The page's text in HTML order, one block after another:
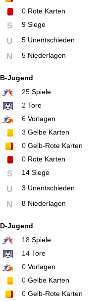
0Rote Karten
S 9 Siege
U 5 Unentschieden
N 5 Niederlagen
B-Jugend
25Spiele
2 Tore
6 Vorlagen
3 Gelbe Karten
0Gelb-Rote Karten
0Rote Karten
S 14 Siege
U 3 Unentschieden
N 8 Niederlagen
D-Jugend
18 Spiele
14Tore
0Vorlagen
0Gelbe Karten
0Gelb-Rote Karten